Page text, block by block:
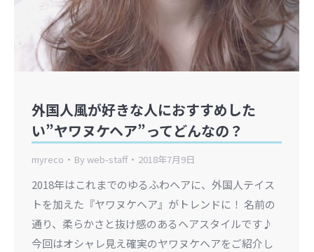
外国人風が好きな人におすすめした
い”ヤワヌケヘア”ってどんなの？
myreco Byweb-staff 2018年7月9日
2018年はこれまでのゆるふわヘアに、外国人テイス
トを加えた『ヤワヌケヘア』がトレンドに！ 名前の
通り、柔らかさと抜け感のあるヘアスタイルです♪
今回はオシャレ見え確実のヤワヌケヘアをご紹介し